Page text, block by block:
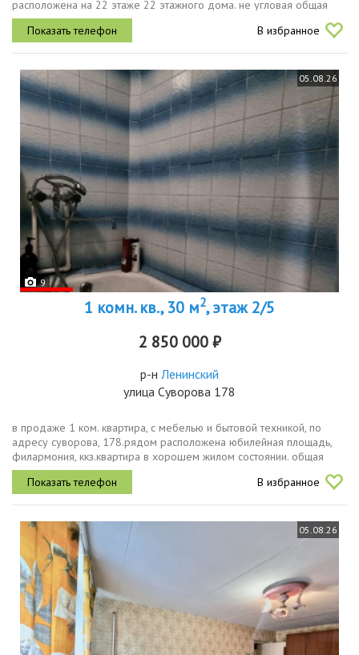
расположена на 22 этаже 22 этажного дома. не угловая общая
площадь 50,6 м2 ,жилая площадь 27,4 м2, кухня 8м2 квартира
очень светлая и теплая...
В избранное
05.08.26
9
1 комн. кв., 30 м2, этаж 2/5
2 850 000 ₽
р-н Ленинский
улица Суворова 178
в продаже 1 ком. квартира, с мебелью и бытовой техникой, по
адресу суворова, 178.рядом расположена юбилейная площадь,
филармония, ккз.квартира в хорошем жилом состоянии. общая
площадь 29.6 кв.м балкон кухня 6.6 кв.м, комната 16,4кв.м не
угловая на...
В избранное
05.08.26